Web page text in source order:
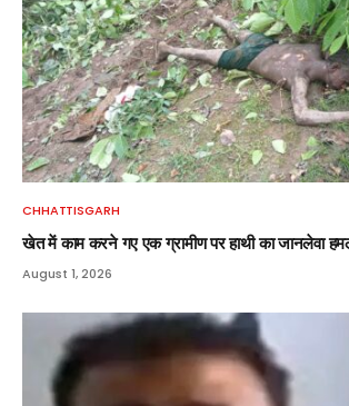
CHHATTISGARH
खेत में काम करने गए एक ग्रामीण पर हाथी का जानलेवा
August 1, 2026